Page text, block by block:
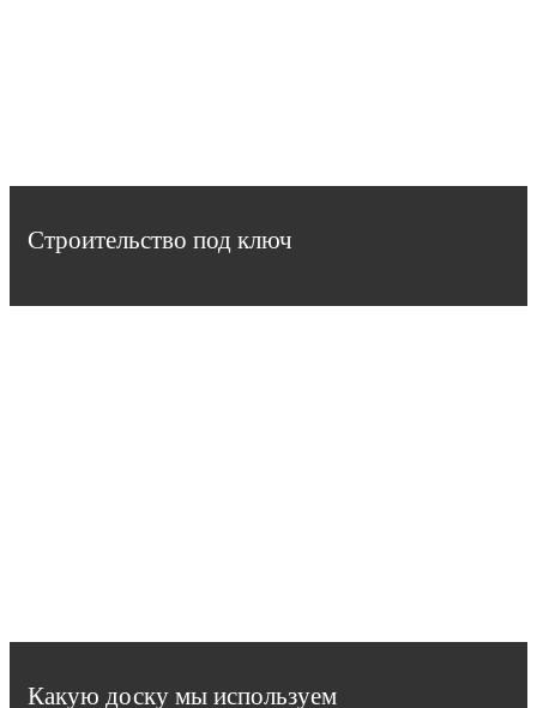
Строительство под ключ
Какую доску мы используем